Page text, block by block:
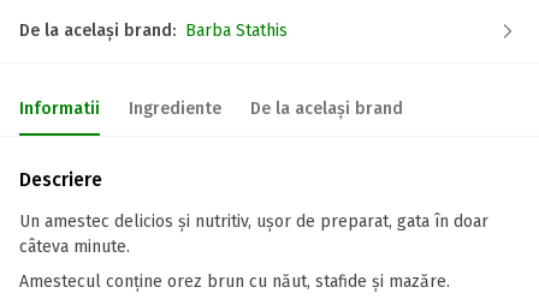
De la același brand: Barba Stathis
Informatii Ingrediente De la același brand
Descriere
Un amestec delicios și nutritiv, ușor de preparat, gata în doar
câteva minute.
Amestecul conține orez brun cu năut, stafide și mazăre.